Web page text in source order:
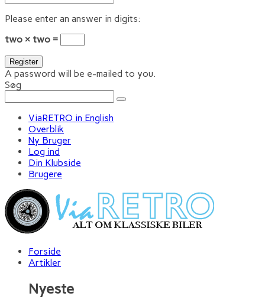
Please enter an answer in digits:
two × two =
A password will be e-mailed to you.
Søg
ViaRETRO in English
Overblik
Ny Bruger
Log ind
Din Klubside
Brugere
Forside
Artikler
Nyeste